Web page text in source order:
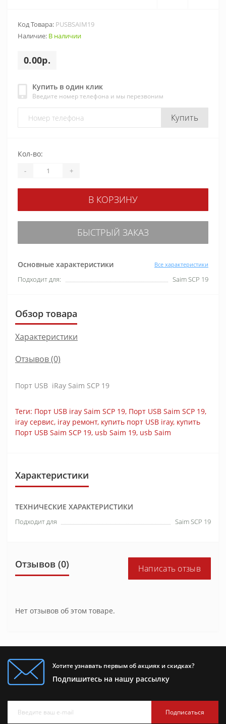
Код Товара: PUSBSAIM19
Наличие: В наличии
0.00р.
Купить в один клик
Введите номер телефона и мы перезвоним
Купить
Основные характеристики Все характеристики
Подходит для: Saim SCP 19
Кол-во:
- +
В КОРЗИНУ
БЫСТРЫЙ ЗАКАЗ
Обзор товара
Характеристики
Отзывов (0)
Порт USB iRay Saim SCP 19
Теги: Порт USB iray Saim SCP 19, Порт USB Saim SCP 19,
iray сервис, iray ремонт, купить порт USB iray, купить
Порт USB Saim SCP 19, usb Saim 19, usb Saim
Характеристики
ТЕХНИЧЕСКИЕ ХАРАКТЕРИСТИКИ
Подходит для Saim SCP 19
Отзывов (0) Написать отзыв
Нет отзывов об этом товаре.
Хотите узнавать первым об акциях и скидках?
Подпишитесь на нашу рассылку
Подписаться